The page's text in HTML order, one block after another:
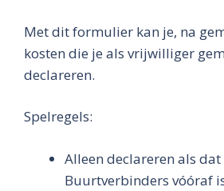
Met dit formulier kan je, na
kosten die je als vrijwilliger
declareren.
Spelregels:
Alleen declareren als dat
Buurtverbinders vóóraf